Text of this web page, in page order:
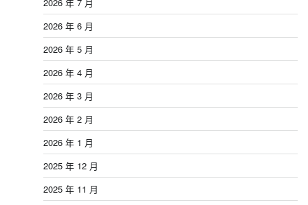
2026 年 7 月
2026 年 6 月
2026 年 5 月
2026 年 4 月
2026 年 3 月
2026 年 2 月
2026 年 1 月
2025 年 12 月
2025 年 11 月